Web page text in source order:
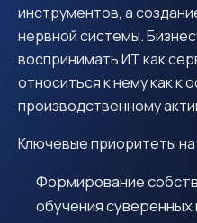
инструментов, а
нервной системы.
воспринимать ИТ как
относиться к нему как к
производственному
Ключевые приоритеты
Формирование
обучения